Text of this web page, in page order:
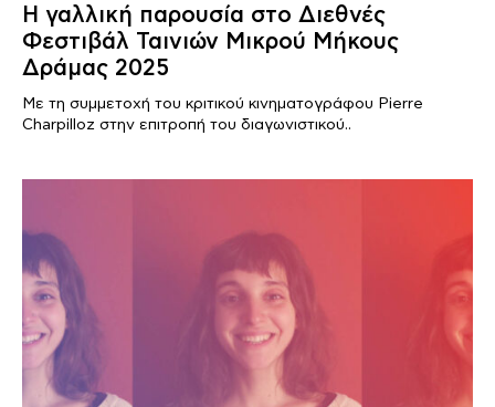
Η γαλλική παρουσία στο Διεθνές
Φεστιβάλ Ταινιών Μικρού Μήκους
Δράμας 2025
Με τη συμμετοχή του κριτικού κινηματογράφου Pierre
Charpilloz στην επιτροπή του διαγωνιστικού..